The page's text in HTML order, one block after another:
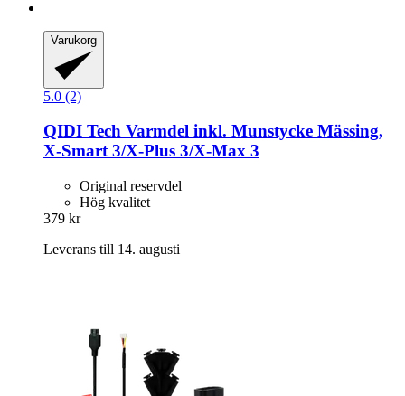
Varukorg
5.0 (2)
QIDI Tech Varmdel inkl. Munstycke Mässing,
X-​Smart 3/X-​Plus 3/X-​Max 3
Original reservdel
Hög kvalitet
379 kr
Leverans till 14. augusti